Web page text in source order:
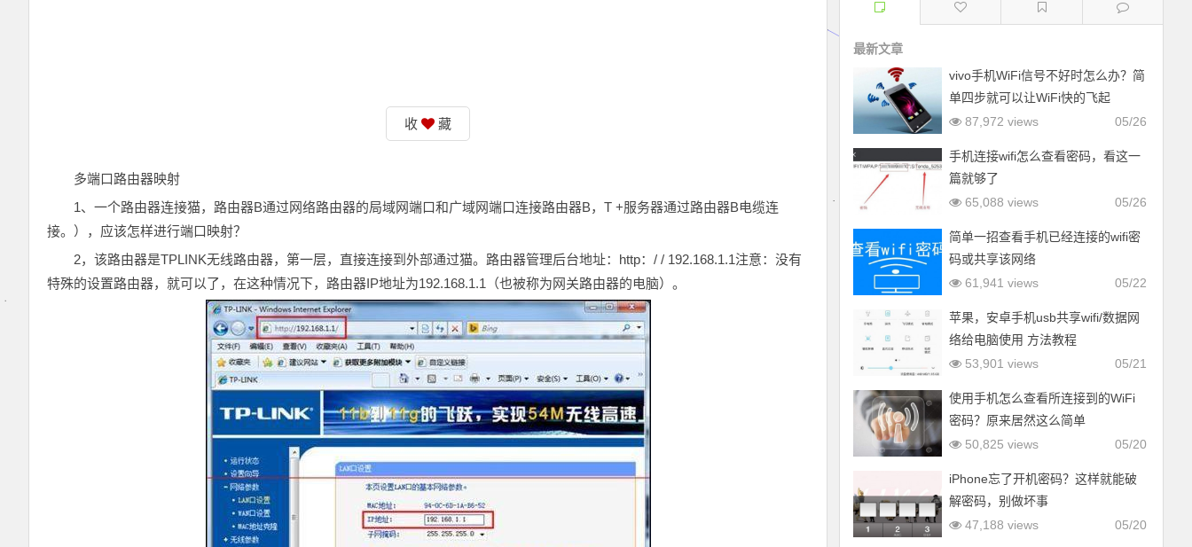
收 藏
多端口路由器映射
1、一个路由器连接猫，路由器B通过网络路由器的局域网端口和广域网端口连接路由器B，T +服务器通过路由器B电缆连
接。），应该怎样进行端口映射？
2，该路由器是TPLINK无线路由器，第一层，直接连接到外部通过猫。路由器管理后台地址：http：/ / 192.168.1.1注意：没有
特殊的设置路由器，就可以了，在这种情况下，路由器IP地址为192.168.1.1（也被称为网关路由器的电脑）。
最新文章
vivo手机WiFi信号不好时怎么办？简
单四步就可以让WiFi快的飞起
05/26
87,972 views
手机连接wifi怎么查看密码，看这一
篇就够了
05/26
65,088 views
简单一招查看手机已经连接的wifi密
码或共享该网络
05/22
61,941 views
苹果，安卓手机usb共享wifi/数据网
络给电脑使用 方法教程
05/21
53,901 views
使用手机怎么查看所连接到的WiFi
密码？原来居然这么简单
05/20
50,825 views
iPhone忘了开机密码？这样就能破
解密码，别做坏事
05/20
47,188 views